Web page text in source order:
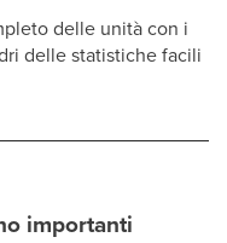
delle unità con i
delle statistiche facili
importanti